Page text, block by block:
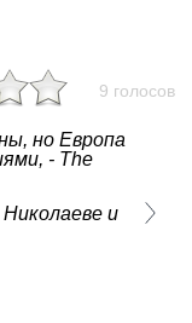
9 голосов
но Европа
- The
и